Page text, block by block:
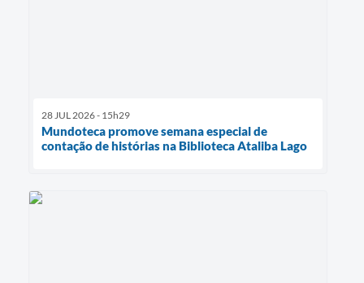
28 JUL 2026 - 15h29
Mundoteca promove semana especial de
contação de histórias na Biblioteca Ataliba Lago